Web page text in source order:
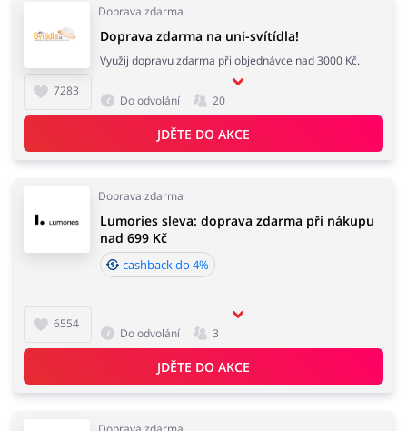
Doprava zdarma
7283
Doprava zdarma na uni-svítídla!
Využij dopravu zdarma při objednávce nad 3000 Kč.
Do odvolání 20
JDĚTE DO AKCE
Doprava zdarma
6554
Lumories sleva: doprava zdarma při nákupu
nad 699 Kč
cashback do 4%
Do odvolání 3
JDĚTE DO AKCE